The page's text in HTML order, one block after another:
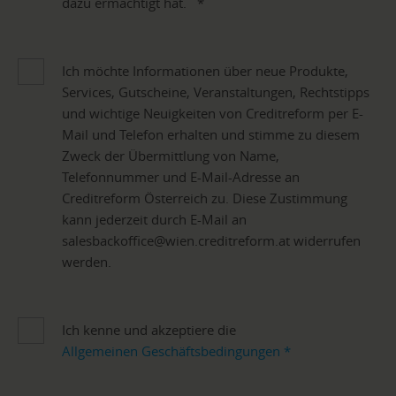
Ich möchte Informationen über neue Produkte,
Services, Gutscheine, Veranstaltungen, Rechtstipps
und wichtige Neuigkeiten von Creditreform per E-
Mail und Telefon erhalten und stimme zu diesem
Zweck der Übermittlung von Name,
Telefonnummer und E-Mail-Adresse an
Creditreform Österreich zu. Diese Zustimmung
kann jederzeit durch E-Mail an
salesbackoffice@wien.creditreform.at widerrufen
werden.
Ich kenne und akzeptiere die
Allgemeinen Geschäftsbedingungen *